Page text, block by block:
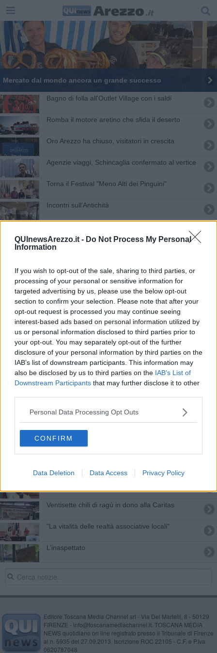
QUInewsArezzo.it - Do Not Process My Personal
Information
If you wish to opt-out of the sale, sharing to third parties, or
processing of your personal or sensitive information for
targeted advertising by us, please use the below opt-out
section to confirm your selection. Please note that after your
opt-out request is processed you may continue seeing
interest-based ads based on personal information utilized by
us or personal information disclosed to third parties prior to
your opt-out. You may separately opt-out of the further
disclosure of your personal information by third parties on the
IAB’s list of downstream participants. This information may
also be disclosed by us to third parties on the IAB’s List of
Downstream Participants that may further disclose it to other
Personal Data Processing Opt Outs
CONFIRM
Data Deletion Data Access Privacy Policy
Mercato dal mondo ancora un grande successo
Bagno di folla all'Outlet Village con i saldi
Romba il motore aretino che sfida il deserto
Oro Arezzo ha chiuso, visitatori in crescita
Agenzie viaggi, Schincaglia confermato al vertice
Torna il Festival "Meno Alti dei Pinguini"
Incontri sull'Antichità
Riflettono fiori rossi
Droga, trafficante valdarnese preso ai Caraibi
Piazza Grande strepitoso set dello spot Moretti
Turismo, la Toscana risale la china Covid
Il pesce scorpione dilaga in mare ed è pericoloso
Agriturismo, settore in salute nonostante la crisi
Vela, l‘impresa di Francesco conquista il web
Ciclone in arrivo, porta la pioggia e scaccia il
Locali notturni tutti aretini in Venezuela
Ventisette chili di ragù in dono alla Caritas
"La vitalità delle realtà associative locali"
​L’inaspettato
Editore Toscana Media Channel srl - Via Dei Martelli, 8 - 50129
FIRENZE - info@toscanamediachannel.it. TOSCANA MEDIA
NEWS quotidiano on line registrato presso il Tribunale di Firenze
al n. 5935 del 27.09.2013. Iscrizione ROC 22105 - C.F. e P.Iva
0620787048